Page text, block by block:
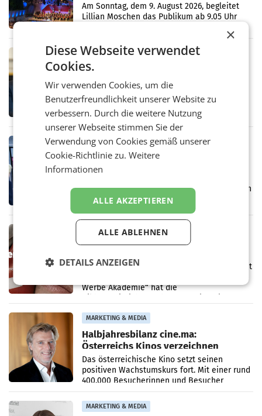
Simonischek
Am Sonntag, dem 9. August 2026, begleitet
Lillian Moschen das Publikum ab 9.05 Uhr
startet mit der Dokumentation „20 Jahre
Grafenegg
MARKETING & MEDIA
APA-Comm-Ranking: Christian
Stocker mit höchster Medienpräsenz
im Juli
Das APA-Comm-Politik-Ranking untersucht
monatlich die Berichterstattung von zwölf
österreichischen Tageszeitungen und
analysiert, welche Politikerinnen und
Politiker Österreichs die
MARKETING & MEDIA
Prozess zu Warner-Übernahme erst
im März 2027
Hollywood-Urgesteins Warner Brothers durch
den Rivalen Paramount wird noch lange in
der Schwebe bleiben. Eine Richterin setzte
den Prozess zu
MARKETING & MEDIA
Werbe Akademie startet neue
Imagekampagne rund um Praxisnähe
Unter dem Slogan „Näher dran geht nicht. Mit
Werbe Akademie“ hat die
MARKETING & MEDIA
Halbjahresbilanz cine.ma:
Österreichs Kinos verzeichnen
400.000 Besucher mehr
Das österreichische Kino setzt seinen
positiven Wachstumskurs fort. Mit einer rund
400.000 Besucherinnen und Besucher
höheren Nettoreichweite im ersten Halbjahr
2026 gegenüber dem
MARKETING & MEDIA
×
Diese Webseite verwendet
Cookies.
Wir verwenden Cookies, um die
Benutzerfreundlichkeit unserer Website zu
verbessern. Durch die weitere Nutzung
unserer Webseite stimmen Sie der
Verwendung von Cookies gemäß unserer
Cookie-Richtlinie zu.Weitere
Informationen
ALLE AKZEPTIEREN
ALLE ABLEHNEN
DETAILS ANZEIGEN